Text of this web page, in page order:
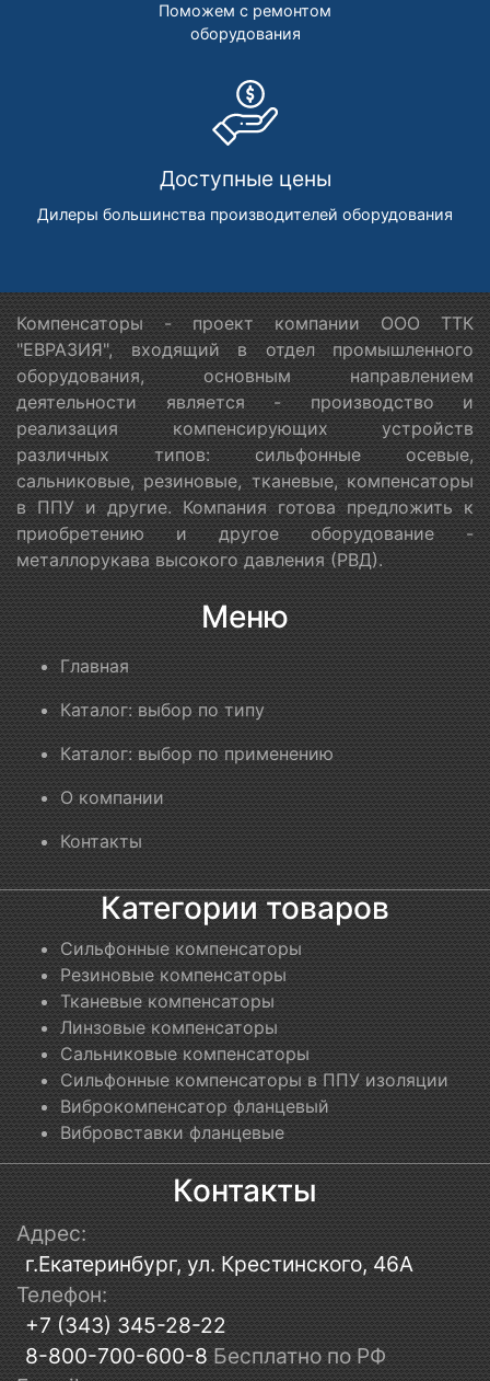
Поможем с ремонтом
оборудования
Доступные цены
Дилеры большинства производителей оборудования
Компенсаторы - проект компании ООО ТТК
"ЕВРАЗИЯ", входящий в отдел промышленного
оборудования, основным направлением
деятельности является - производство и
реализация компенсирующих устройств
различных типов: сильфонные осевые,
сальниковые, резиновые, тканевые, компенсаторы
в ППУ и другие. Компания готова предложить к
приобретению и другое оборудование -
металлорукава высокого давления (РВД).
Меню
Главная
Каталог: выбор по типу
Каталог: выбор по применению
О компании
Контакты
Категории товаров
Сильфонные компенсаторы
Резиновые компенсаторы
Тканевые компенсаторы
Линзовые компенсаторы
Сальниковые компенсаторы
Сильфонные компенсаторы в ППУ изоляции
Виброкомпенсатор фланцевый
Вибровставки фланцевые
Контакты
Адрес:
г.Екатеринбург, ул. Крестинского, 46А
Телефон:
+7 (343) 345-28-22
8-800-700-600-8 Бесплатно по РФ